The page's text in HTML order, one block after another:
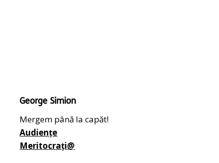
George Simion
Mergem până la capăt!
Audiențe
Meritocrați@